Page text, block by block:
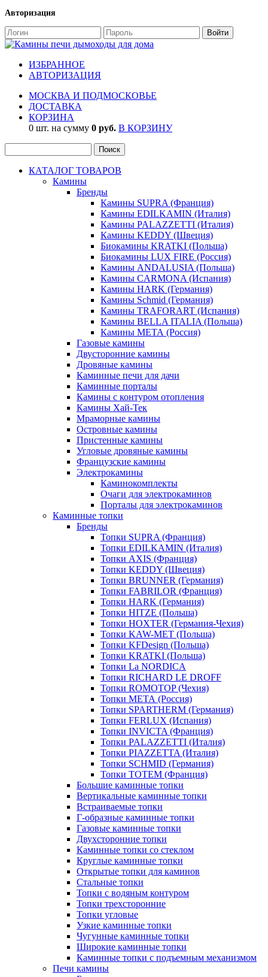
Авторизация
ИЗБРАННОЕ
АВТОРИЗАЦИЯ
МОСКВА И ПОДМОСКОВЬЕ
ДОСТАВКА
КОРЗИНА
0 шт. на сумму 0 руб. В КОРЗИНУ
КАТАЛОГ ТОВАРОВ
Камины
Бренды
Камины SUPRA (Франция)
Камины EDILKAMIN (Италия)
Камины PALAZZETTI (Италия)
Камины KEDDY (Швеция)
Биокамины KRATKI (Польша)
Биокамины LUX FIRE (Россия)
Камины ANDALUSIA (Польша)
Камины CARMONA (Испания)
Камины HARK (Германия)
Камины Schmid (Германия)
Камины TRAFORART (Испания)
Камины BELLA ITALIA (Польша)
Камины МЕТА (Россия)
Газовые камины
Двусторонние камины
Дровяные камины
Каминные печи для дачи
Каминные порталы
Камины с контуром отопления
Камины Хай-Тек
Мраморные камины
Островные камины
Пристенные камины
Угловые дровяные камины
Французские камины
Электрокамины
Каминокомплекты
Очаги для электрокаминов
Порталы для электрокаминов
Каминные топки
Бренды
Топки SUPRA (Франция)
Топки EDILKAMIN (Италия)
Топки AXIS (Франция)
Топки KEDDY (Швеция)
Топки BRUNNER (Германия)
Топки FABRILOR (Франция)
Топки HARK (Германия)
Топки HITZE (Польша)
Топки HOXTER (Германия-Чехия)
Топки KAW-MET (Польша)
Топки KFDesign (Польша)
Топки KRATKI (Польша)
Топки La NORDICA
Топки RICHARD LE DROFF
Топки ROMOTOP (Чехия)
Топки МЕТА (Россия)
Топки SPARTHERM (Германия)
Топки FERLUX (Испания)
Топки INVICTA (Франция)
Топки PALAZZETTI (Италия)
Топки PIAZZETTA (Италия)
Топки SCHMID (Германия)
Топки TOTEM (Франция)
Большие каминные топки
Вертикальные каминные топки
Встраиваемые топки
Г-образные каминные топки
Газовые каминные топки
Двухсторонние топки
Каминные топки со стеклом
Круглые каминные топки
Открытые топки для каминов
Стальные топки
Топки с водяным контуром
Топки трехсторонние
Топки угловые
Узкие каминные топки
Чугунные каминные топки
Широкие каминные топки
Каминные топки с подъемным механизмом
Печи камины